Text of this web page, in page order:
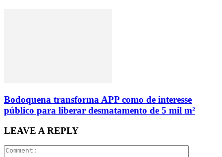
Bodoquena transforma APP como de interesse
público para liberar desmatamento de 5 mil m²
LEAVE A REPLY